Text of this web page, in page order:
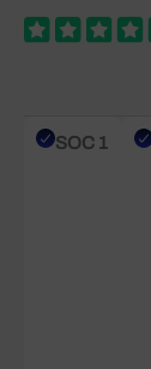
SOC 1